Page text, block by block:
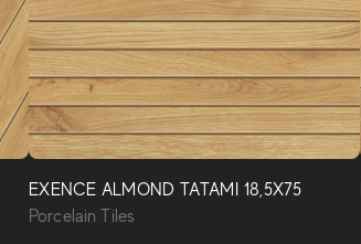
EXENCE ALMOND TATAMI 18,5X75
Porcelain Tiles